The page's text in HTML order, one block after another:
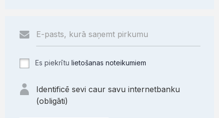
Es piekrītu lietošanas noteikumiem
Identificē sevi caur savu internetbanku
(obligāti)